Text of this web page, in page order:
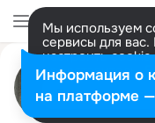
Мы используем
сервисы для вас.
настроить
представитель.
Разрешить все
Информация о
на платформе